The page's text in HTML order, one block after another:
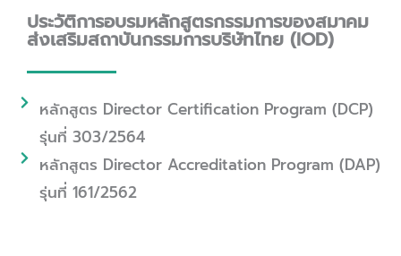
ประวัติการอบรมหลักสูตรกรรมการของสมาคม
ส่งเสริมสถาบันกรรมการบริษัทไทย (IOD)
หลักสูตร Director Certification Program (DCP)
รุ่นที่ 303/2564
หลักสูตร Director Accreditation Program (DAP)
รุ่นที่ 161/2562